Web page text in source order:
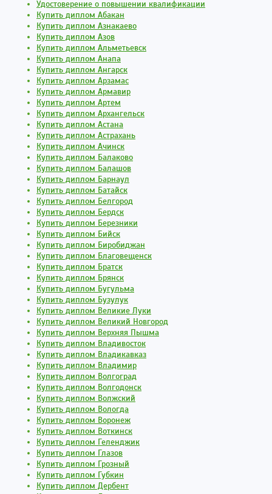
Удостоверение о повышении квалификации
Купить диплом Абакан
Купить диплом Азнакаево
Купить диплом Азов
Купить диплом Альметьевск
Купить диплом Анапа
Купить диплом Ангарск
Купить диплом Арзамас
Купить диплом Армавир
Купить диплом Артем
Купить диплом Архангельск
Купить диплом Астана
Купить диплом Астрахань
Купить диплом Ачинск
Купить диплом Балаково
Купить диплом Балашов
Купить диплом Барнаул
Купить диплом Батайск
Купить диплом Белгород
Купить диплом Бердск
Купить диплом Березники
Купить диплом Бийск
Купить диплом Биробиджан
Купить диплом Благовещенск
Купить диплом Братск
Купить диплом Брянск
Купить диплом Бугульма
Купить диплом Бузулук
Купить диплом Великие Луки
Купить диплом Великий Новгород
Купить диплом Верхняя Пышма
Купить диплом Владивосток
Купить диплом Владикавказ
Купить диплом Владимир
Купить диплом Волгоград
Купить диплом Волгодонск
Купить диплом Волжский
Купить диплом Вологда
Купить диплом Воронеж
Купить диплом Воткинск
Купить диплом Геленджик
Купить диплом Глазов
Купить диплом Грозный
Купить диплом Губкин
Купить диплом Дербент